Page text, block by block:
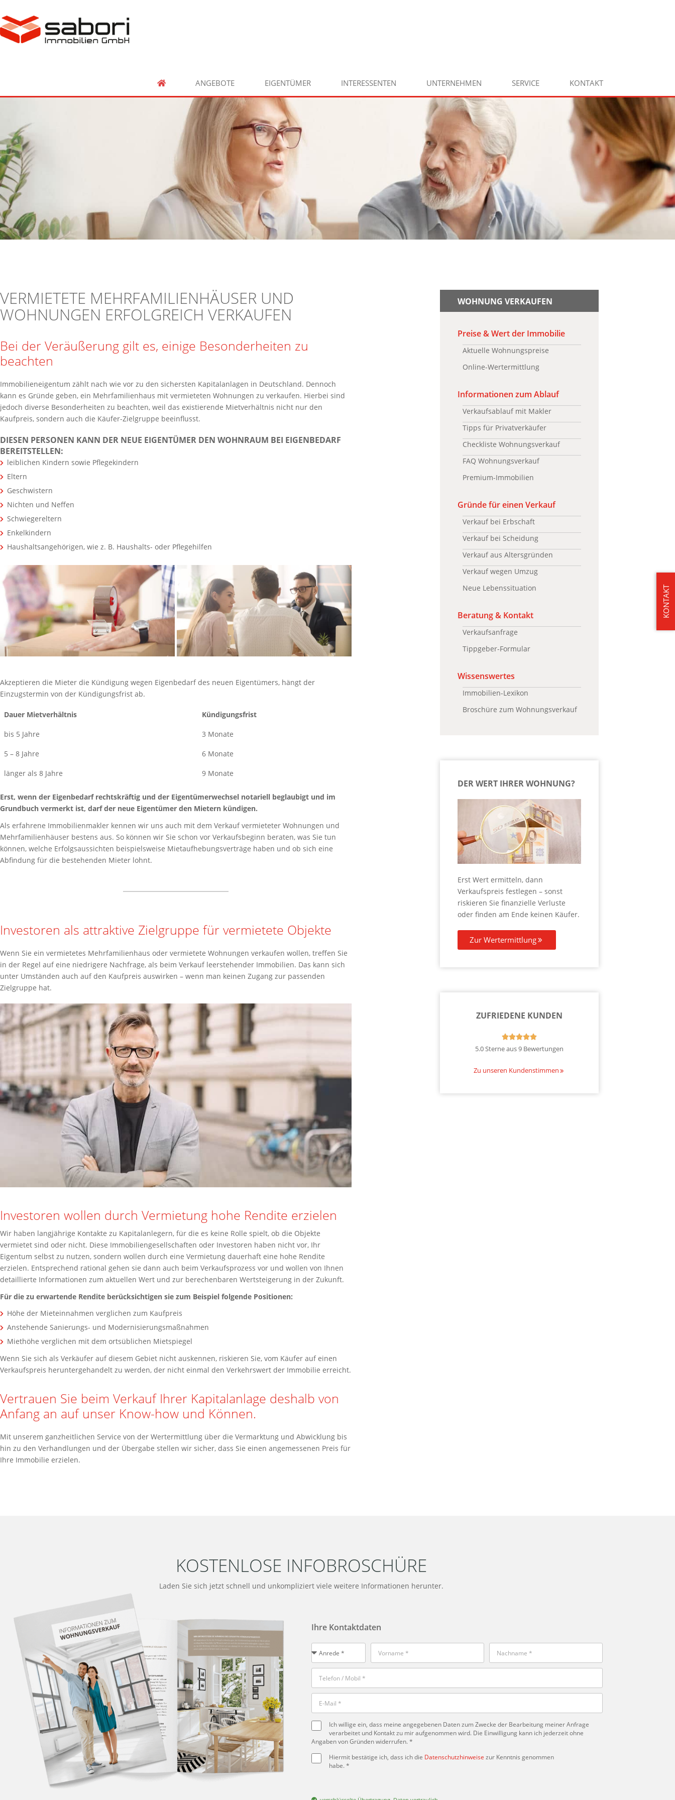
KONTAKT
ANGEBOTE EIGENTÜMER INTERESSENTEN UNTERNEHMEN SERVICE KONTAKT
VERMIETETE MEHRFAMILIENHÄUSER UND
WOHNUNGEN ERFOLGREICH VERKAUFEN
Bei der Veräußerung gilt es, einige Besonderheiten zu
beachten
Immobilieneigentum zählt nach wie vor zu den sichersten Kapitalanlagen in Deutschland. Dennoch
kann es Gründe geben, ein Mehrfamilienhaus mit vermieteten Wohnungen zu verkaufen. Hierbei sind
jedoch diverse Besonderheiten zu beachten, weil das existierende Mietverhältnis nicht nur den
Kaufpreis, sondern auch die Käufer-Zielgruppe beeinflusst.
DIESEN PERSONEN KANN DER NEUE EIGENTÜMER DEN WOHNRAUM BEI EIGENBEDARF
BEREITSTELLEN:
leiblichen Kindern sowie Pflegekindern
Eltern
Geschwistern
Nichten und Neffen
Schwiegereltern
Enkelkindern
Haushaltsangehörigen, wie z. B. Haushalts- oder Pflegehilfen
Akzeptieren die Mieter die Kündigung wegen Eigenbedarf des neuen Eigentümers, hängt der
Einzugstermin von der Kündigungsfrist ab.
Dauer Mietverhältnis Kündigungsfrist
bis 5 Jahre 3 Monate
5 – 8 Jahre 6 Monate
länger als 8 Jahre 9 Monate
Erst, wenn der Eigenbedarf rechtskräftig und der Eigentümerwechsel notariell beglaubigt und im
Grundbuch vermerkt ist, darf der neue Eigentümer den Mietern kündigen.
Als erfahrene Immobilienmakler kennen wir uns auch mit dem Verkauf vermieteter Wohnungen und
Mehrfamilienhäuser bestens aus. So können wir Sie schon vor Verkaufsbeginn beraten, was Sie tun
können, welche Erfolgsaussichten beispielsweise Mietaufhebungsverträge haben und ob sich eine
Abfindung für die bestehenden Mieter lohnt.
Investoren als attraktive Zielgruppe für vermietete Objekte
Wenn Sie ein vermietetes Mehrfamilienhaus oder vermietete Wohnungen verkaufen wollen, treffen Sie
in der Regel auf eine niedrigere Nachfrage, als beim Verkauf leerstehender Immobilien. Das kann sich
unter Umständen auch auf den Kaufpreis auswirken – wenn man keinen Zugang zur passenden
Zielgruppe hat.
Investoren wollen durch Vermietung hohe Rendite erzielen
Wir haben langjährige Kontakte zu Kapitalanlegern, für die es keine Rolle spielt, ob die Objekte
vermietet sind oder nicht. Diese Immobiliengesellschaften oder Investoren haben nicht vor, Ihr
Eigentum selbst zu nutzen, sondern wollen durch eine Vermietung dauerhaft eine hohe Rendite
erzielen. Entsprechend rational gehen sie dann auch beim Verkaufsprozess vor und wollen von Ihnen
detaillierte Informationen zum aktuellen Wert und zur berechenbaren Wertsteigerung in der Zukunft.
Für die zu erwartende Rendite berücksichtigen sie zum Beispiel folgende Positionen:
Höhe der Mieteinnahmen verglichen zum Kaufpreis
Anstehende Sanierungs- und Modernisierungsmaßnahmen
Miethöhe verglichen mit dem ortsüblichen Mietspiegel
Wenn Sie sich als Verkäufer auf diesem Gebiet nicht auskennen, riskieren Sie, vom Käufer auf einen
Verkaufspreis heruntergehandelt zu werden, der nicht einmal den Verkehrswert der Immobilie erreicht.
Vertrauen Sie beim Verkauf Ihrer Kapitalanlage deshalb von
Anfang an auf unser Know-how und Können.
Mit unserem ganzheitlichen Service von der Wertermittlung über die Vermarktung und Abwicklung bis
hin zu den Verhandlungen und der Übergabe stellen wir sicher, dass Sie einen angemessenen Preis für
Ihre Immobilie erzielen.
WOHNUNG VERKAUFEN
Preise & Wert der Immobilie
Aktuelle Wohnungspreise
Online-Wertermittlung
Informationen zum Ablauf
Verkaufsablauf mit Makler
Tipps für Privatverkäufer
Checkliste Wohnungsverkauf
FAQ Wohnungsverkauf
Premium-Immobilien
Gründe für einen Verkauf
Verkauf bei Erbschaft
Verkauf bei Scheidung
Verkauf aus Altersgründen
Verkauf wegen Umzug
Neue Lebenssituation
Beratung & Kontakt
Verkaufsanfrage
Tippgeber-Formular
Wissenswertes
Immobilien-Lexikon
Broschüre zum Wohnungsverkauf
DER WERT IHRER WOHNUNG?
Erst Wert ermitteln, dann
Verkaufspreis festlegen – sonst
riskieren Sie finanzielle Verluste
oder finden am Ende keinen Käufer.
Zur Wertermittlung
ZUFRIEDENE KUNDEN

5.0 Sterne aus 9 Bewertungen
Zu unseren Kundenstimmen
KOSTENLOSE INFOBROSCHÜRE
Laden Sie sich jetzt schnell und unkompliziert viele weitere Informationen herunter.
Ihre Kontaktdaten
Ich willige ein, dass meine angegebenen Daten zum Zwecke der Bearbeitung meiner Anfrage
verarbeitet und Kontakt zu mir aufgenommen wird. Die Einwilligung kann ich jederzeit ohne
Angaben von Gründen widerrufen. *
Hiermit bestätige ich, dass ich die Datenschutzhinweise zur Kenntnis genommen
habe. *